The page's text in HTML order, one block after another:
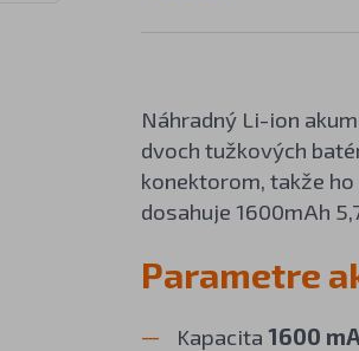
Náhradný Li-ion
dvoch tužkových
konektorom, takže
dosahuje 1600mAh
Parametre
Kapacita 1600